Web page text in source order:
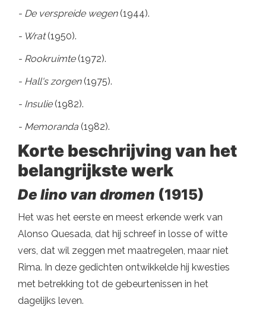
- De verspreide wegen(1944).
- Wrat(1950).
- Rookruimte(1972).
- Hall's zorgen(1975).
- Insulie(1982).
- Memoranda (1982).
Korte beschrijving van het
belangrijkste werk
De lino van dromen (1915)
Het was het eerste en meest erkende werk van
Alonso Quesada, dat hij schreef in losse of witte
vers, dat wil zeggen met maatregelen, maar niet
Rima. In deze gedichten ontwikkelde hij kwesties
met betrekking tot de gebeurtenissen in het
dagelijks leven.